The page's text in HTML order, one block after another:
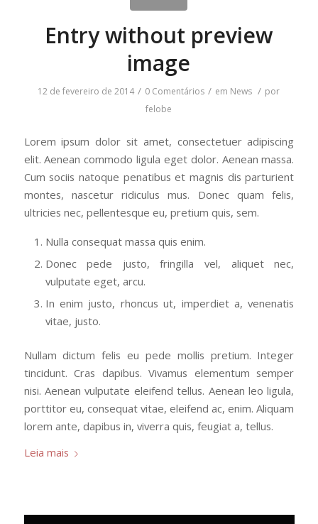
Entry without preview
image
12 de fevereiro de 2014 / 0 Comentários / em News / por
felobe
Lorem ipsum dolor sit amet, consectetuer adipiscing
elit. Aenean commodo ligula eget dolor. Aenean massa.
Cum sociis natoque penatibus et magnis dis parturient
montes, nascetur ridiculus mus. Donec quam felis,
ultricies nec, pellentesque eu, pretium quis, sem.
Nulla consequat massa quis enim.
Donec pede justo, fringilla vel, aliquet nec,
vulputate eget, arcu.
In enim justo, rhoncus ut, imperdiet a, venenatis
vitae, justo.
Nullam dictum felis eu pede mollis pretium. Integer
tincidunt. Cras dapibus. Vivamus elementum semper
nisi. Aenean vulputate eleifend tellus. Aenean leo ligula,
porttitor eu, consequat vitae, eleifend ac, enim. Aliquam
lorem ante, dapibus in, viverra quis, feugiat a, tellus.
Leia mais